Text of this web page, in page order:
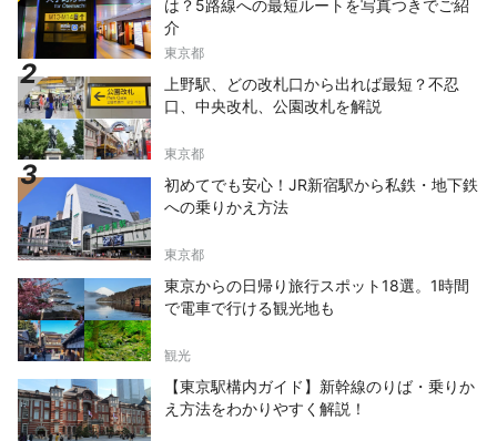
は？5路線への最短ルートを写真つきでご紹
介
東京都
上野駅、どの改札口から出れば最短？不忍
口、中央改札、公園改札を解説
東京都
初めてでも安心！JR新宿駅から私鉄・地下鉄
への乗りかえ方法
東京都
東京からの日帰り旅行スポット18選。1時間
で電車で行ける観光地も
観光
【東京駅構内ガイド】新幹線のりば・乗りか
え方法をわかりやすく解説！